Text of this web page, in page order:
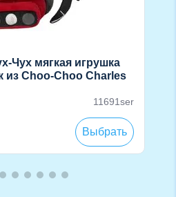
Чух мягкая игрушка
Choo-Choo Charles
11691ser
Выбрать